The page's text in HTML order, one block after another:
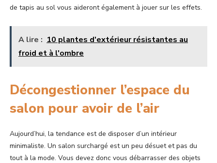
de tapis au sol vous aideront également à jouer sur les effets.
A lire : 10 plantes d'extérieur résistantes au
froid et à l'ombre
Décongestionner l’espace du
salon pour avoir de l’air
Aujourd’hui, la tendance est de disposer d’un intérieur
minimaliste. Un salon surchargé est un peu désuet et pas du
tout à la mode. Vous devez donc vous débarrasser des objets